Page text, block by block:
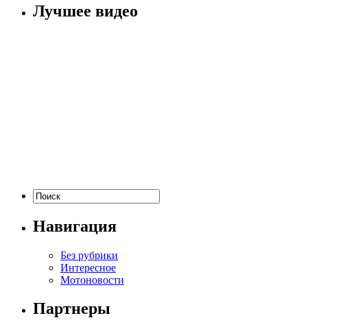
Лучшее видео
Навигация
Без рубрики
Интересное
Мотоновости
Партнеры